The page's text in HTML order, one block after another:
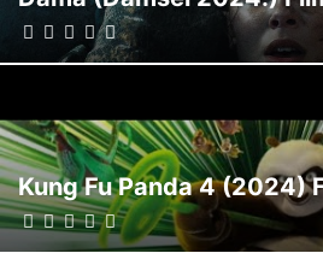
Kung Fu Panda 4 (2024)